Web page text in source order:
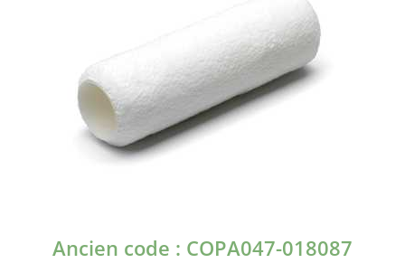
Ancien code : COPA047-018087